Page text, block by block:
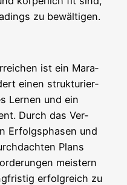
zu bewältigen.
ist ein Mara­
einen struk­tu­rier­
Ler­nen und ein
Durch das Ver­
Erfolgs­pha­sen und
Plans
meis­tern
erfolg­reich zu